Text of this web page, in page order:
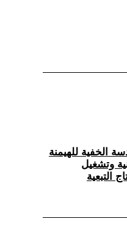
الخفية للهيمنة
وتشغيل
التبعية